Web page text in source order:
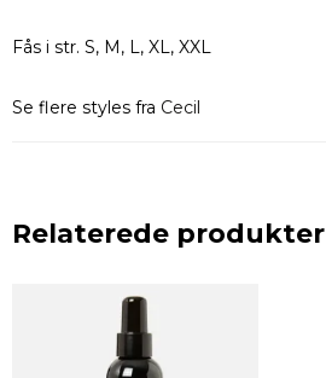
Fås i str. S, M, L, XL, XXL
Se flere styles fra Cecil
Relaterede produkter